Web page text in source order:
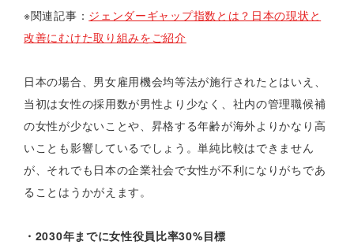
※関連記事： ジェンダーギャップ指数とは？日本の現状と
改善にむけた取り組みをご紹介
日本の場合、男女雇用機会均等法が施行されたとはいえ、
当初は女性の採用数が男性より少なく、社内の管理職候補
の女性が少ないことや、昇格する年齢が海外よりかなり高
いことも影響しているでしょう。単純比較はできません
が、それでも日本の企業社会で女性が不利になりがちであ
ることはうかがえます。
・2030年までに女性役員比率30%目標